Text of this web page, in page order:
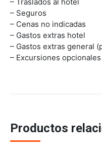
– Seguros
– Cenas no indicadas
– Gastos extras hotel
– Gastos extras general
– Excursiones opcionales
Productos